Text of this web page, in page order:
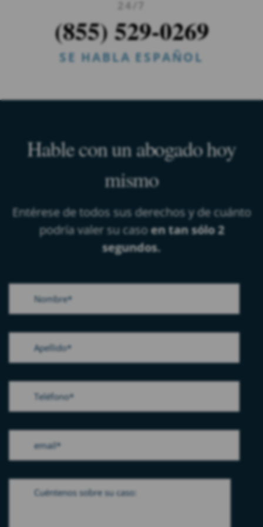
24/7
(855) 529-0269
SE HABLA ESPAÑOL
Hable con un abogado hoy
mismo
Entérese de todos sus derechos y de cuánto
podría valer su casoen tan sólo 2
segundos.